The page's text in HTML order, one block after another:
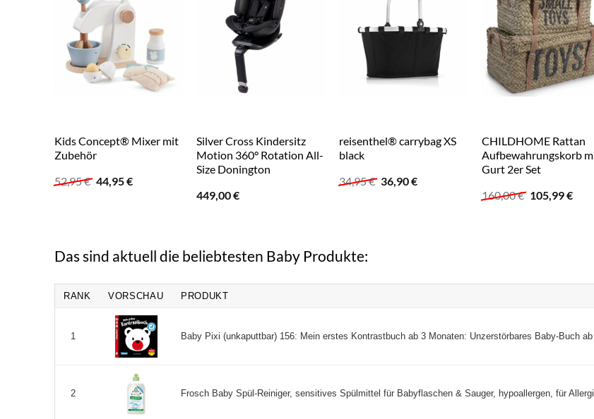
Kids Concept® Mixer mit
Zubehör
52,95€ Ursprünglicher
Preis
44,95€Aktueller
Silver Cross Kindersitz
Motion 360° Rotation All-
Size Donington
449,00€
reisenthel® carrybag XS
black
34,95€ Ursprünglicher
Preis
36,90€Aktueller
CHILDHOME Rattan
Aufbewahrungskorb
Gurt 2er Set
160,00€
Preis
105,99€
Das sind aktuell die beliebtesten Baby Produkte:
RANK VORSCHAU PRODUKT
1 Baby Pixi (unkaputtbar) 156: Mein erstes Kontrastbuch ab 3 Monaten: Unzerstörbares Baby-Buch ab
2 Frosch Baby Spül-Reiniger, sensitives Spülmittel für Babyflaschen & Sauger, hypoallergen, für